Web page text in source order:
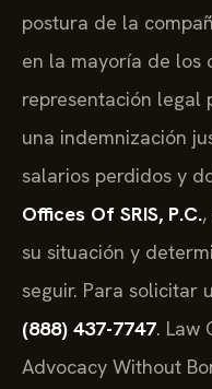
postura de la
en la mayoría de los
representación legal
una indemnización
salarios perdidos y
Offices Of SRIS, P.C.
su situación y
seguir. Para solicitar
(888) 437-7747. Law
Advocacy Without